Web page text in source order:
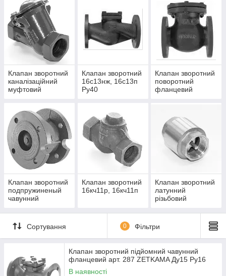
2401 (стулки
нержавіюча сталь)
Клапан зворотний
каналізаційний
муфтовий
Клапан зворотний
16с13нж, 16с13п
Ру40
Клапан зворотний
поворотний
фланцевий
Клапан зворотний
подпружиненый
чавунний
2450 GENEBRE
Клапан зворотний
16кч11р, 16кч11п
Клапан зворотний
латунний
різьбовий
Сортування 0 Фільтри
Клапан зворотний підйомний чавунний
фланцевий арт. 287 ZETKAMA Ду15 Ру16
В наявності